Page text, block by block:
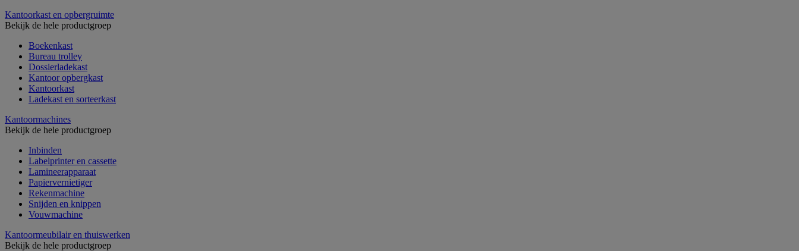
Kantoorkast en opbergruimte
Bekijk de hele productgroep
Boekenkast
Bureau trolley
Dossierladekast
Kantoor opbergkast
Kantoorkast
Ladekast en sorteerkast
Kantoormachines
Bekijk de hele productgroep
Inbinden
Labelprinter en cassette
Lamineerapparaat
Papiervernietiger
Rekenmachine
Snijden en knippen
Vouwmachine
Kantoormeubilair en thuiswerken
Bekijk de hele productgroep